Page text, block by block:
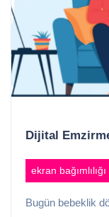
Dijital
ekran bağımlılığı
Bugün bebeklik